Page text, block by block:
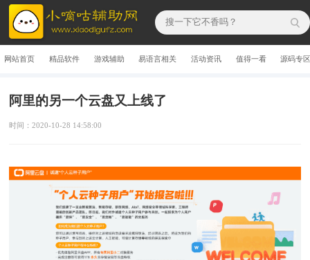
网站首页 精品软件 游戏辅助 易语言相关 活动资讯 值得一看 源码专
阿里的另一个云盘又上线了
时间：2020-10-28 14:58:00